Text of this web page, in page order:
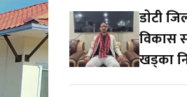
डाेटी
विकास
खड्का